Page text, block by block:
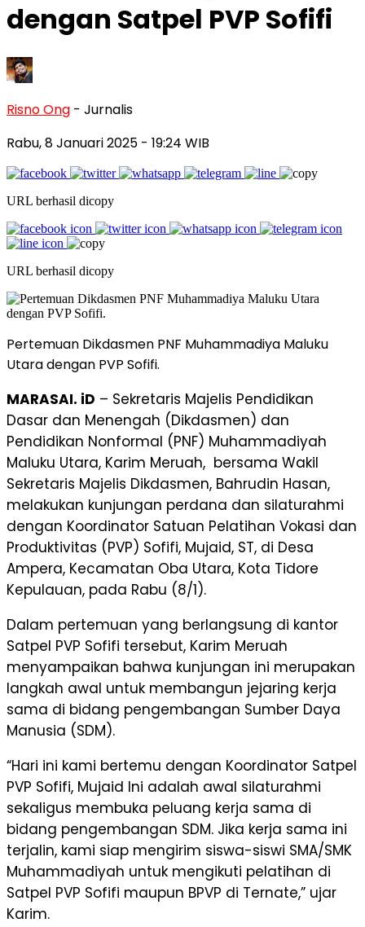
dengan Satpel PVP Sofifi
Risno Ong - Jurnalis
Rabu, 8 Januari 2025 - 19:24 WIB
URL berhasil dicopy
URL berhasil dicopy
Pertemuan Dikdasmen PNF Muhammadiya Maluku
Utara dengan PVP Sofifi.
MARASAI. iD – Sekretaris Majelis Pendidikan
Dasar dan Menengah (Dikdasmen) dan
Pendidikan Nonformal (PNF) Muhammadiyah
Maluku Utara, Karim Meruah, bersama Wakil
Sekretaris Majelis Dikdasmen, Bahrudin Hasan,
melakukan kunjungan perdana dan silaturahmi
dengan Koordinator Satuan Pelatihan Vokasi dan
Produktivitas (PVP) Sofifi, Mujaid, ST, di Desa
Ampera, Kecamatan Oba Utara, Kota Tidore
Kepulauan, pada Rabu (8/1).
Dalam pertemuan yang berlangsung di kantor
Satpel PVP Sofifi tersebut, Karim Meruah
menyampaikan bahwa kunjungan ini merupakan
langkah awal untuk membangun jejaring kerja
sama di bidang pengembangan Sumber Daya
Manusia (SDM).
“Hari ini kami bertemu dengan Koordinator Satpel
PVP Sofifi, Mujaid Ini adalah awal silaturahmi
sekaligus membuka peluang kerja sama di
bidang pengembangan SDM. Jika kerja sama ini
terjalin, kami siap mengirim siswa-siswi SMA/SMK
Muhammadiyah untuk mengikuti pelatihan di
Satpel PVP Sofifi maupun BPVP di Ternate,” ujar
Karim.